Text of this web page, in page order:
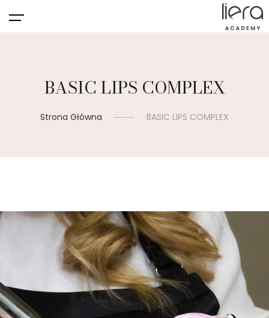
BASIC LIPS COMPLEX
Strona Główna BASIC LIPS COMPLEX